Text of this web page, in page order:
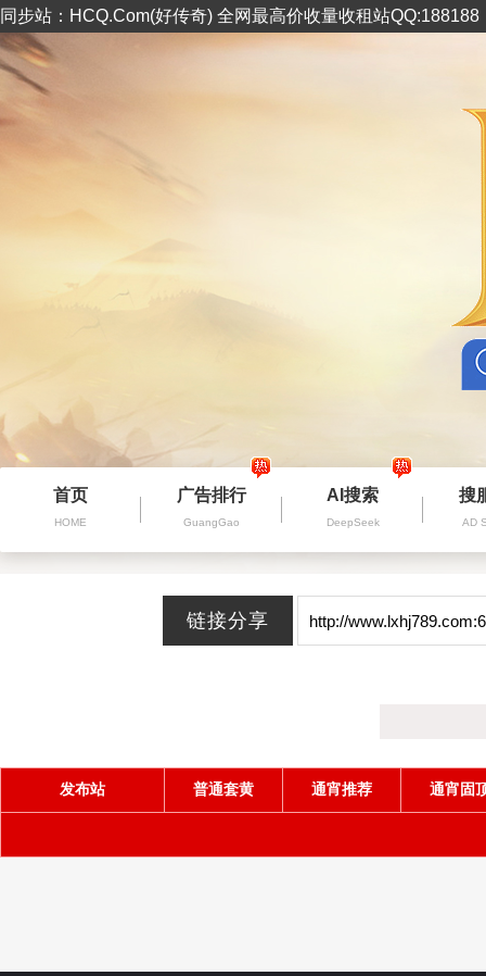
同步站：HCQ.Com(好传奇) 全网最高价收量收租站
首页
HOME
广告排行
GuangGao
AI搜索
DeepSeek
搜
AD
发布站 普通套黄 通宵推荐 通宵固